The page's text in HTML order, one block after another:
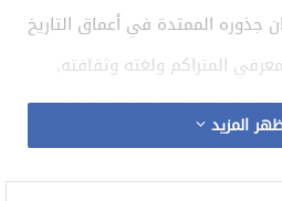
جذوره الممتدة في أعماق التاريخ
المتراكم ولغته وثقافته,
بالعقل والقدرة على التحليل
في مسيرته تحولات كثيرة
هذا تركيزاً على المرأة وحيرتها
المزيد